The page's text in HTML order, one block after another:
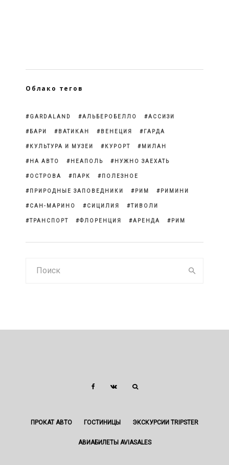
Облако тегов
GARDALAND АЛЬБЕРОБЕЛЛО АССИЗИ
БАРИ ВАТИКАН ВЕНЕЦИЯ ГАРДА
КУЛЬТУРА И МУЗЕИ КУРОРТ МИЛАН
НА АВТО НЕАПОЛЬ НУЖНО ЗАЕХАТЬ
ОСТРОВА ПАРК ПОЛЕЗНОЕ
ПРИРОДНЫЕ ЗАПОВЕДНИКИ РИМ РИМИНИ
САН-МАРИНО СИЦИЛИЯ ТИВОЛИ
ТРАНСПОРТ ФЛОРЕНЦИЯ АРЕНДА РИМ
ПРОКАТ АВТО ГОСТИНИЦЫ ЭКСКУРСИИ TRIPSTER
АВИАБИЛЕТЫ AVIASALES